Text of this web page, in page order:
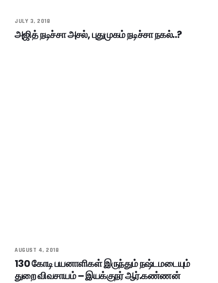
JULY 3, 2018
அஜித் நடிச்சா அசல், புதுமுகம் நடிச்சா நகல்..?
AUGUST 4, 2018
130 கோடி பயனாளிகள் இருந்தும் நஷ்டமடையும்
துறை விவசாயம் – இயக்குநர் ஆர்.கண்ணன்